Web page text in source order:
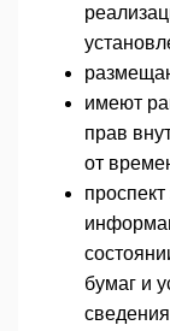
имеют
прав
от
бумаг и